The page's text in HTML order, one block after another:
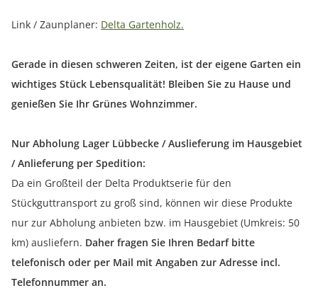
Link / Zaunplaner: Delta Gartenholz.
Gerade in diesen schweren Zeiten, ist der eigene Garten ein
wichtiges Stück Lebensqualität! Bleiben Sie zu Hause und
genießen Sie Ihr Grünes Wohnzimmer.
Nur Abholung Lager Lübbecke / Auslieferung im Hausgebiet
/ Anlieferung per Spedition:
Da ein Großteil der Delta Produktserie für den
Stückguttransport zu groß sind, können wir diese Produkte
nur zur Abholung anbieten bzw. im Hausgebiet (Umkreis: 50
km) ausliefern. Daher fragen Sie Ihren Bedarf bitte
telefonisch oder per Mail mit Angaben zur Adresse incl.
Telefonnummer an.